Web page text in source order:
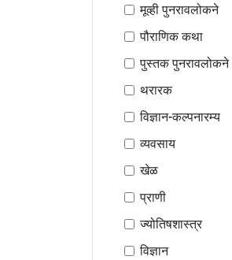
मूव्ही पुनरावलोकने
पौराणिक कथा
पुस्तक पुनरावलोकने
थरारक
विज्ञान-कल्पनारम्य
व्यवसाय
खेळ
प्राणी
ज्योतिषशास्त्र
विज्ञान